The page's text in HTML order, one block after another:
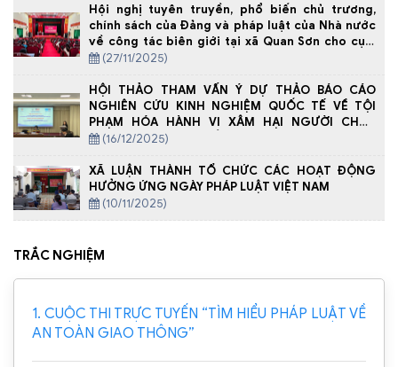
Hội nghị tuyên truyền, phổ biến chủ trương,
chính sách của Đảng và pháp luật của Nhà nước
về công tác biên giới tại xã Quan Sơn cho cụm
08 xã biên giới tỉnh Thanh Hóa năm 2025
(27/11/2025)
HỘI THẢO THAM VẤN Ý DỰ THẢO BÁO CÁO
NGHIÊN CỨU KINH NGHIỆM QUỐC TẾ VỀ TỘI
PHẠM HÓA HÀNH VI XÂM HẠI NGƯỜI CHƯA
THÀNH NIÊN, BAO GỒM CẢ TRÊN MÔI TRƯỜNG
(16/12/2025)
XÃ LUẬN THÀNH TỔ CHỨC CÁC HOẠT ĐỘNG
HƯỞNG ỨNG NGÀY PHÁP LUẬT VIỆT NAM
(10/11/2025)
TRẮC NGHIỆM
1. CUỘC THI TRỰC TUYẾN “TÌM HIỂU PHÁP LUẬT VỀ
AN TOÀN GIAO THÔNG”